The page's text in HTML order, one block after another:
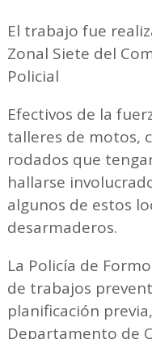
El trabajo fue
Zonal Siete del
Policial
Efectivos de la
talleres de motos,
rodados que
hallarse
algunos de estos
desarmaderos.
La Policía de
de trabajos
planificación
Departamento de